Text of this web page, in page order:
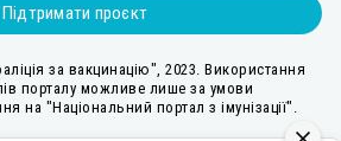
Підтримати проєкт
за вакцинацію", 2023. Використання
порталу можливе лише за умови
на "Національний портал з імунізації".